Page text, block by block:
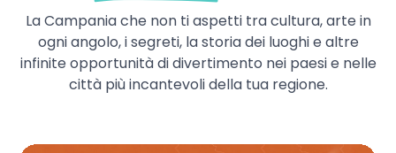
La Campania che non ti aspetti tra cultura, arte in
ogni angolo, i segreti, la storia dei luoghi e altre
infinite opportunità di divertimento nei paesi e nelle
città più incantevoli della tua regione.